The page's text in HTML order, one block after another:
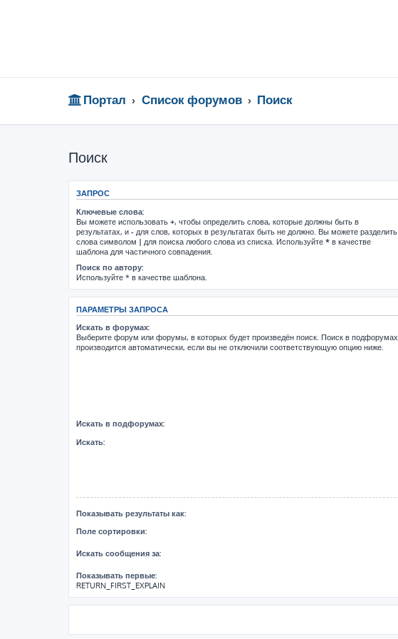
Портал Список форумов Поиск
Поиск
ЗАПРОС
Ключевые слова:
Вы можете использовать +, чтобы определить слова, которые должны быть в
результатах, и - для слов, которых в результатах быть не должно. Вы можете разделить
слова символом | для поиска любого слова из списка. Используйте * в качестве
шаблона для частичного совпадения.
Поиск по автору:
Используйте * в качестве шаблона.
ПАРАМЕТРЫ ЗАПРОСА
Искать в форумах:
Выберите форум или форумы, в которых будет произведён поиск. Поиск в подфорумах
производится автоматически, если вы не отключили соответствующую опцию ниже.
Искать в подфорумах:
Искать:
Показывать результаты как:
Поле сортировки:
Искать сообщения за:
Показывать первые:
RETURN_FIRST_EXPLAIN